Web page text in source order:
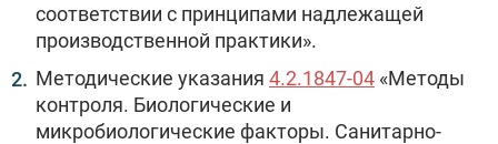
соответствии с принципами надлежащей
производственной практики».
Методические указания 4.2.1847-04 «Методы
контроля. Биологические и
микробиологические факторы. Санитарно-